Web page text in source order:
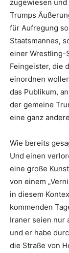
zugewiesen
Trumps
für Aufregung
Staatsmannes,
einer Wrestling-
Feingeister, die
einordnen
das Publikum,
der gemeine
eine ganz
Wie bereits
Und einen
eine große
von einem
in diesem
kommenden
Iraner seien nur
und er habe
die Straße von